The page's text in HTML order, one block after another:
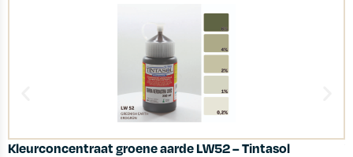
Kleurconcentraat groene aarde LW52 – Tintasol